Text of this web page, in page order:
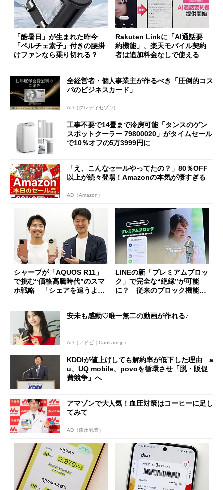
「酷暑日」が生まれた昨今
「ペルチェ素子」付きの腰掛
けファンなら乗り切れる？
Rakuten Linkに「AI通話要
約機能」、楽天モバイル契約
者は追加料金なしで使える
全経営者・個人事業主が作るべき「圧倒的コス
パのビジネスカード」
AD（クレディセゾン）
工事不要で14畳まで冷房可能「タンスのゲン
スポットクーラー 79800020」がタイムセール
で10％オフの5万3999円に
「え、こんなセールやってたの？」80％OFF
以上が続々登場！Amazonの本気が凄すぎる
AD（Amazon）
シャープが「AQUOS R11」
で挑む“価格高騰時代”のスマ
ホ戦略 「シェアを追うより
LINEの新「プレミアムブロッ
ク」で完全な“絶縁”が可能
に？ 従来のブロック機能と
安未も感動♡唯一無二の動画が作れる♪
AD（アドビ｜CanCam.jp）
KDDIが値上げしても解約率が低下した理由 a
u、UQ mobile、povoを循環させ「脱・販促
費競争」へ
アマゾンで大人気！血圧対策はコーヒーに足し
てみて
AD（森永乳業）